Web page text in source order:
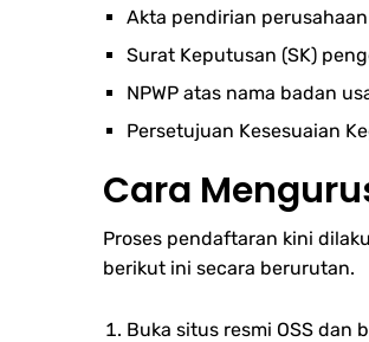
Akta pendirian
Surat Keputusan (SK)
NPWP atas nama badan
Persetujuan Kesesuaian
Cara
Proses pendaftaran kini
berikut ini secara berurutan.
Buka situs resmi OSS dan